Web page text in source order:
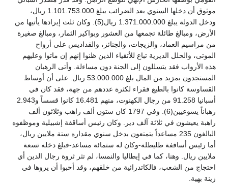
موثوق أن دخلها السنوي بعد الضرائب يبلغ 1.101.753.000 ريال،
ودخل الدولة يبلغ 1.371.000.000 ريال(5). وكان ثلث إيرادها يأتيها من
الأرض، ومبالغ طائلة تجمعها من العشور وبواكير الثمار، ومبالغ صغيرة
من مراسيم العماد، والزيجات، والجنائز، والقداديس على أرواح
الموتى، والحلل الديرية تباع للأتقياء الذين ظنوا إنهم إن ماتوا وعليهم
هذه الأرواب فقد يتسللون إلى الجنة دون مساءلة. وأتى الرهبان
المستجدون بمزيد من المال بلغ 53.000.000 ريال. على أن أوساط
القساوسة كانوا بالطبع فقراء لكثرة عددهم من جهة، فقد كان في
أسبانيا 91.258 من رجال الكهنوت، منهم 16.481 كانوا قسساً و2.943
رهباناً يسوعيين(6). وفي 1797 كان ستون ألف راهب وثلاثون ألف
راهبة يعيشون في ثلاثة آلف دير. وكان رئيس أساقفة إشبيلية وموظفوه
البالغون 235 مساعداً يتمتعون بدخل سنوي مقداره ستة ملايين ريال،
أما رئيس أساقفة طليطلة-وكان له ستمائة مساعد-فبلغ دخله تسعة
ملايين ريال. وهنا، كما في إيطاليا والنمسا، لم تثر ثروة رجال الدين أي
احتجاج من الشعب، فالكاتدرائية من خلقهم، وقد أحبوا أن يروها في
زينة بهية.